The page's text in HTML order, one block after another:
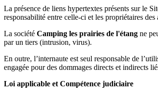
La présence de liens hypertextes présents sur le
responsabilité entre celle-ci et les propriétaires
La société Camping les prairies de l'étang ne
par un tiers (intrusion, virus).
En outre, l’internaute est seul responsable de
engagée pour des dommages directs et indirects
Loi applicable et Compétence judiciaire